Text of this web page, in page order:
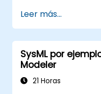
Sistemas Basada
mejores prácticas
Leer más...
SysML por
Modeler
21 Horas